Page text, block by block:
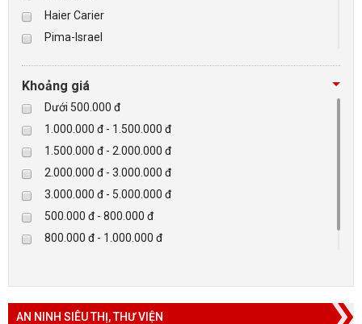
Haier Carier
Pima-Israel
Checkpoint
Paradox-Canada
D-max
HIKVISON
Eguard
Khác
Rapiscan
Khoảng giá
Dưới 500.000 đ
1.000.000 đ - 1.500.000 đ
1.500.000 đ - 2.000.000 đ
2.000.000 đ - 3.000.000 đ
3.000.000 đ - 5.000.000 đ
500.000 đ - 800.000 đ
800.000 đ - 1.000.000 đ
AN NINH SIÊU THỊ, THƯ VIỆN
KIỂM SOÁT VÀO RA
LIÊN HỆ